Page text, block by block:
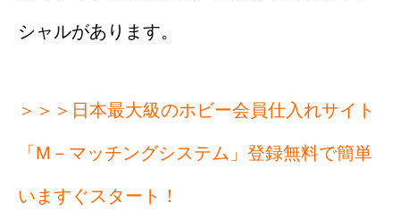
シャルがあります。
＞＞＞日本最大級のホビー会員仕入れサイト
「M－マッチングシステム」登録無料で簡単
いますぐスタート！